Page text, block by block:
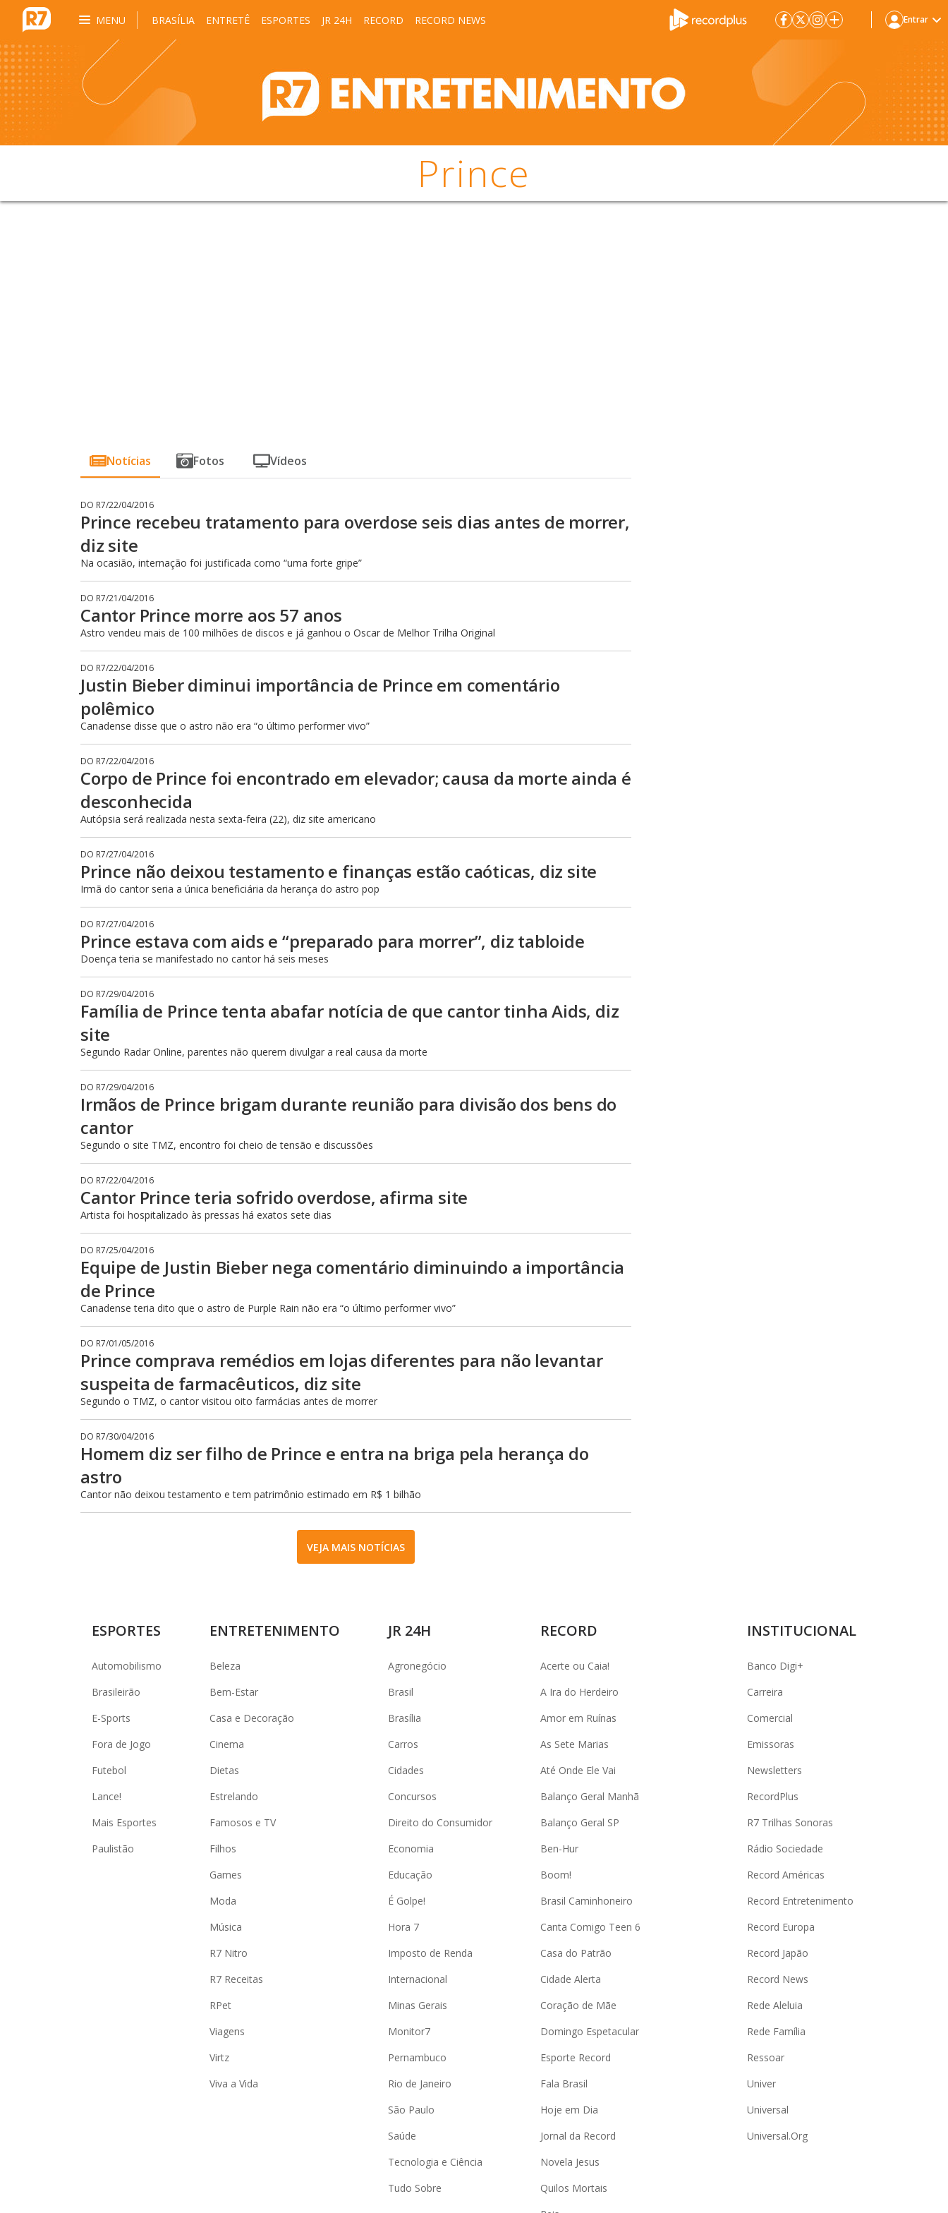
MENU BRASÍLIA ENTRETÊ ESPORTES JR 24H RECORD RECORD NEWS Entrar
Prince
Notícias Fotos Vídeos
DO R7/22/04/2016
Prince recebeu tratamento para overdose seis dias antes de morrer,
diz site
Na ocasião, internação foi justificada como “uma forte gripe”
DO R7/21/04/2016
Cantor Prince morre aos 57 anos
Astro vendeu mais de 100 milhões de discos e já ganhou o Oscar de Melhor Trilha Original
DO R7/22/04/2016
Justin Bieber diminui importância de Prince em comentário
polêmico
Canadense disse que o astro não era “o último performer vivo”
DO R7/22/04/2016
Corpo de Prince foi encontrado em elevador; causa da morte ainda é
desconhecida
Autópsia será realizada nesta sexta-feira (22), diz site americano
DO R7/27/04/2016
Prince não deixou testamento e finanças estão caóticas, diz site
Irmã do cantor seria a única beneficiária da herança do astro pop
DO R7/27/04/2016
Prince estava com aids e “preparado para morrer”, diz tabloide
Doença teria se manifestado no cantor há seis meses
DO R7/29/04/2016
Família de Prince tenta abafar notícia de que cantor tinha Aids, diz
site
Segundo Radar Online, parentes não querem divulgar a real causa da morte
DO R7/29/04/2016
Irmãos de Prince brigam durante reunião para divisão dos bens do
cantor
Segundo o site TMZ, encontro foi cheio de tensão e discussões
DO R7/22/04/2016
Cantor Prince teria sofrido overdose, afirma site
Artista foi hospitalizado às pressas há exatos sete dias
DO R7/25/04/2016
Equipe de Justin Bieber nega comentário diminuindo a importância
de Prince
Canadense teria dito que o astro de Purple Rain não era “o último performer vivo”
DO R7/01/05/2016
Prince comprava remédios em lojas diferentes para não levantar
suspeita de farmacêuticos, diz site
Segundo o TMZ, o cantor visitou oito farmácias antes de morrer
DO R7/30/04/2016
Homem diz ser filho de Prince e entra na briga pela herança do
astro
Cantor não deixou testamento e tem patrimônio estimado em R$ 1 bilhão
VEJA MAIS NOTÍCIAS
ESPORTES
Automobilismo
Brasileirão
E-Sports
Fora de Jogo
Futebol
Lance!
Mais Esportes
Paulistão
ENTRETENIMENTO
Beleza
Bem-Estar
Casa e Decoração
Cinema
Dietas
Estrelando
Famosos e TV
Filhos
Games
Moda
Música
R7 Nitro
R7 Receitas
RPet
Viagens
Virtz
Viva a Vida
JR 24H
Agronegócio
Brasil
Brasília
Carros
Cidades
Concursos
Direito do Consumidor
Economia
Educação
É Golpe!
Hora 7
Imposto de Renda
Internacional
Minas Gerais
Monitor7
Pernambuco
Rio de Janeiro
São Paulo
Saúde
Tecnologia e Ciência
Tudo Sobre
RECORD
Acerte ou Caia!
A Ira do Herdeiro
Amor em Ruínas
As Sete Marias
Até Onde Ele Vai
Balanço Geral Manhã
Balanço Geral SP
Ben-Hur
Boom!
Brasil Caminhoneiro
Canta Comigo Teen 6
Casa do Patrão
Cidade Alerta
Coração de Mãe
Domingo Espetacular
Esporte Record
Fala Brasil
Hoje em Dia
Jornal da Record
Novela Jesus
Quilos Mortais
INSTITUCIONAL
Banco Digi+
Carreira
Comercial
Emissoras
Newsletters
RecordPlus
R7 Trilhas Sonoras
Rádio Sociedade
Record Américas
Record Entretenimento
Record Europa
Record Japão
Record News
Rede Aleluia
Rede Família
Ressoar
Univer
Universal
Universal.Org